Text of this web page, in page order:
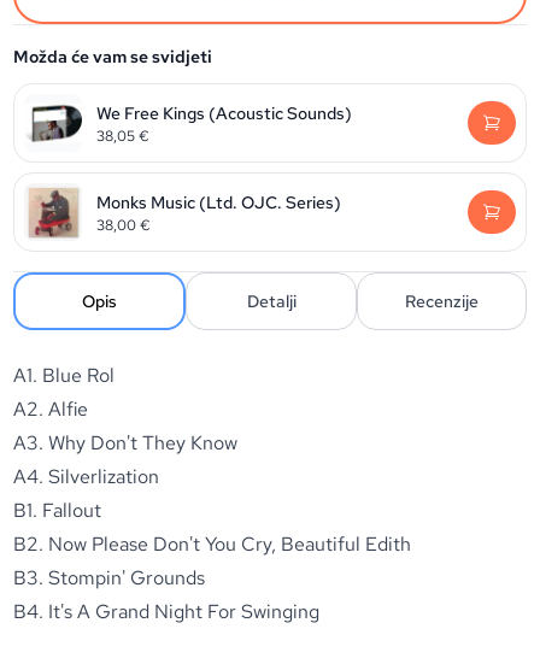
Možda će vam se svidjeti
We Free Kings (Acoustic Sounds)
38,05€
Monks Music (Ltd. OJC. Series)
38,00€
Opis Detalji Recenzije
A1. Blue Rol
A2. Alfie
A3. Why Don't They Know
A4. Silverlization
B1. Fallout
B2. Now Please Don't You Cry, Beautiful Edith
B3. Stompin' Grounds
B4. It's A Grand Night For Swinging